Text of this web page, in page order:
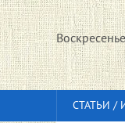
СТАТЬИ /